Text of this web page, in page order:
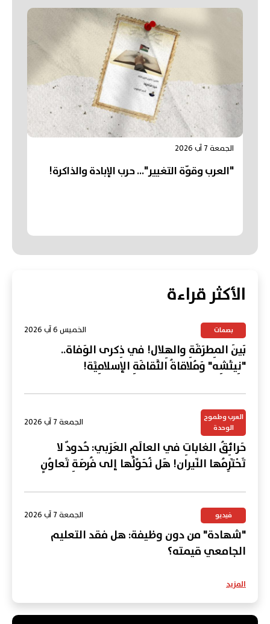
الجمعة 7 آب 2026
"العرب وقوّة التغيير"... حرب الإبادة والذاكرة!
الأكثر قراءة
بصمات الخميس 6 آب 2026
بَينَ المِطرَقَةِ والهِلال! في ذِكرى الوَفاة..
"نِيتْشِه" وَمُلاقاةُ الثَّقافَةِ الإسلامِيَّة!
العرب وطموح
الوحدة
الجمعة 7 آب 2026
حَرائِقُ الغاباتِ في العالَمِ العَرَبي: حُدودٌ لا
تَحْتَرِمُها النّيران! هَل نُحَوِّلُها إلى فُرصَةِ تَعاوُنٍ
فيديو الجمعة 7 آب 2026
"شهادة" من دون وظيفة: هل فقد التعليم
الجامعي قيمته؟
المزيد